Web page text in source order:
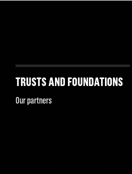
TRUSTS AND FOUNDATIONS
Our partners